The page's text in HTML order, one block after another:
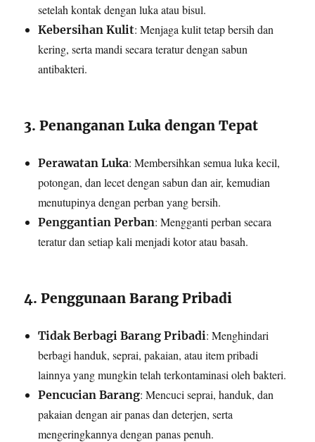
setelah kontak dengan luka atau bisul.
Kebersihan Kulit: Menjaga kulit tetap bersih dan
kering, serta mandi secara teratur dengan sabun
antibakteri.
3. Penanganan Luka dengan Tepat
Perawatan Luka: Membersihkan semua luka kecil,
potongan, dan lecet dengan sabun dan air, kemudian
menutupinya dengan perban yang bersih.
Penggantian Perban: Mengganti perban secara
teratur dan setiap kali menjadi kotor atau basah.
4. Penggunaan Barang Pribadi
Tidak Berbagi Barang Pribadi: Menghindari
berbagi handuk, seprai, pakaian, atau item pribadi
lainnya yang mungkin telah terkontaminasi oleh bakteri.
Pencucian Barang: Mencuci seprai, handuk, dan
pakaian dengan air panas dan deterjen, serta
mengeringkannya dengan panas penuh.